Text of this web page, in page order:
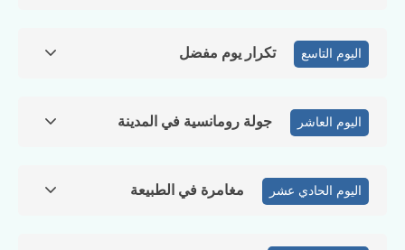
اليوم التاسع تكرار يوم مفضل
اليوم العاشر جولة رومانسية في المدينة
اليوم الحادي عشر مغامرة في الطبيعة